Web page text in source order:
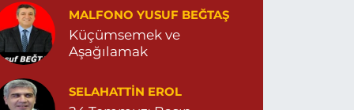
0 (538) 054 41 55 Yol Tarifi Al
MAHALLESİ VATAN CADDE NO:4A
MALFONO YUSUF BEĞTAŞ
Küçümsemek ve
Aşağılamak
SELAHATTIN EROL